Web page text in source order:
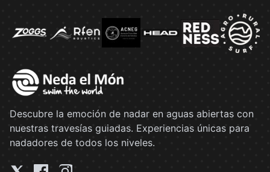
Descubre la emoción de nadar en aguas abiertas con
nuestras travesías guiadas. Experiencias únicas para
nadadores de todos los niveles.